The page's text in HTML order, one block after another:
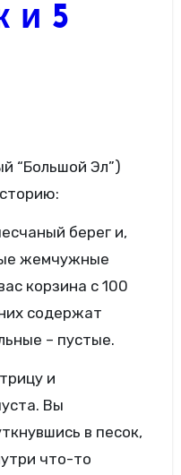
и 5
берег и,
жемчужные
корзина с 100
содержат
– пустые.
и
Вы
в песок,
что-то